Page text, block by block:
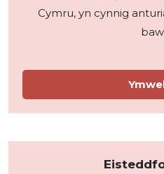
Cymru, yn cynnig